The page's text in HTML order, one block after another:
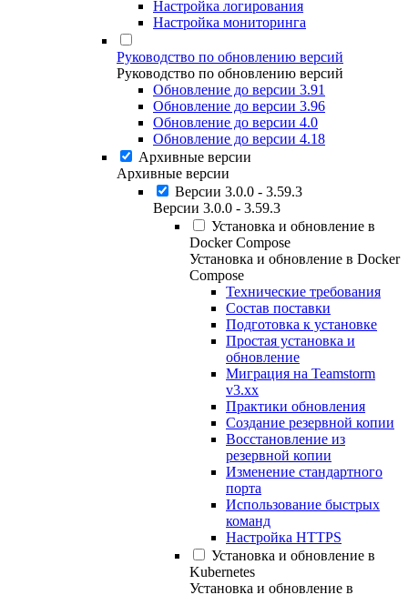
Настройка логирования
Настройка мониторинга
Руководство по обновлению версий
Руководство по обновлению версий
Обновление до версии 3.91
Обновление до версии 3.96
Обновление до версии 4.0
Обновление до версии 4.18
Архивные версии
Архивные версии
Версии 3.0.0 - 3.59.3
Версии 3.0.0 - 3.59.3
Установка и обновление в
Docker Compose
Установка и обновление в Docker
Compose
Технические требования
Состав поставки
Подготовка к установке
Простая установка и
обновление
Миграция на Teamstorm
v3.xx
Практики обновления
Создание резервной копии
Восстановление из
резервной копии
Изменение стандартного
порта
Использование быстрых
команд
Настройка HTTPS
Установка и обновление в
Kubernetes
Установка и обновление в